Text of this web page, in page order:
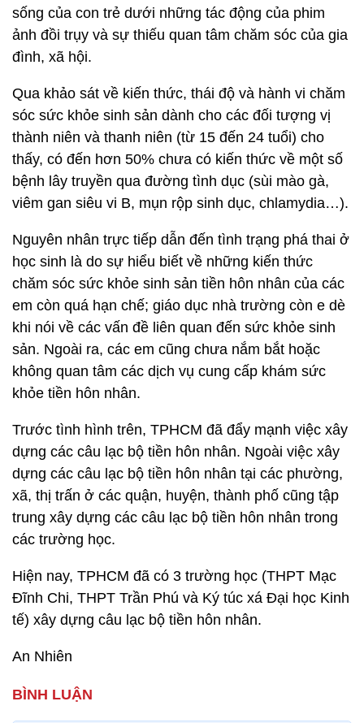
sống của con trẻ dưới những tác động của phim
ảnh đồi trụy và sự thiếu quan tâm chăm sóc của gia
đình, xã hội.
Qua khảo sát về kiến thức, thái độ và hành vi chăm
sóc sức khỏe sinh sản dành cho các đối tượng vị
thành niên và thanh niên (từ 15 đến 24 tuổi) cho
thấy, có đến hơn 50% chưa có kiến thức về một số
bệnh lây truyền qua đường tình dục (sùi mào gà,
viêm gan siêu vi B, mụn rộp sinh dục, chlamydia…).
Nguyên nhân trực tiếp dẫn đến tình trạng phá thai ở
học sinh là do sự hiểu biết về những kiến thức
chăm sóc sức khỏe sinh sản tiền hôn nhân của các
em còn quá hạn chế; giáo dục nhà trường còn e dè
khi nói về các vấn đề liên quan đến sức khỏe sinh
sản. Ngoài ra, các em cũng chưa nắm bắt hoặc
không quan tâm các dịch vụ cung cấp khám sức
khỏe tiền hôn nhân.
Trước tình hình trên, TPHCM đã đẩy mạnh việc xây
dựng các câu lạc bộ tiền hôn nhân. Ngoài việc xây
dựng các câu lạc bộ tiền hôn nhân tại các phường,
xã, thị trấn ở các quận, huyện, thành phố cũng tập
trung xây dựng các câu lạc bộ tiền hôn nhân trong
các trường học.
Hiện nay, TPHCM đã có 3 trường học (THPT Mạc
Đĩnh Chi, THPT Trần Phú và Ký túc xá Đại học Kinh
tế) xây dựng câu lạc bộ tiền hôn nhân.
An Nhiên